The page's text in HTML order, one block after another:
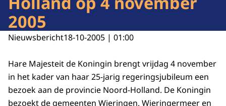
2005
Nieuwsbericht18-10-2005 | 01:00
Hare Majesteit de Koningin brengt vrijdag 4 november
in het kader van haar 25-jarig regeringsjubileum een
bezoek aan de provincie Noord-Holland. De Koningin
bezoekt de gemeenten Wieringen, Wieringermeer en